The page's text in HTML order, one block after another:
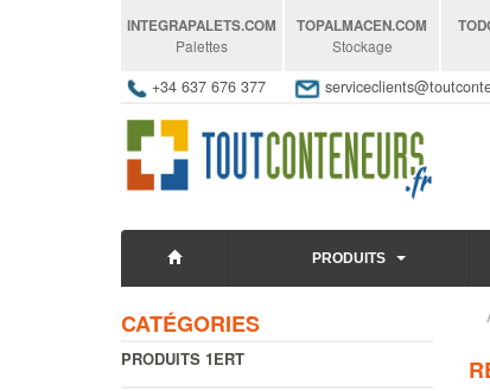
INTEGRAPALETS.COM
Palettes
TOPALMACEN.COM
Stockage
+34 637 676 377
PRODUITS
CATÉGORIES
PRODUITS 1ERT